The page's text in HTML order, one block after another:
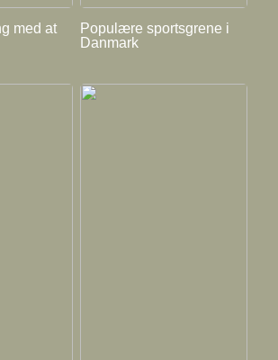
med at
Populære sportsgrene i
Danmark